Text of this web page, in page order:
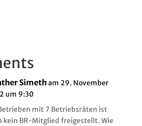
Simetham 29. November
um 9:30
mit 7 Betriebsräten ist
kein BR-Mitglied freigestellt. Wie